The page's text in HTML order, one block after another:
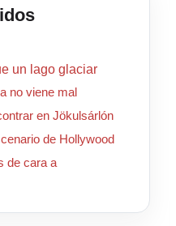
un lago glaciar
no viene mal
en Jökulsárlón
de Hollywood
de cara a